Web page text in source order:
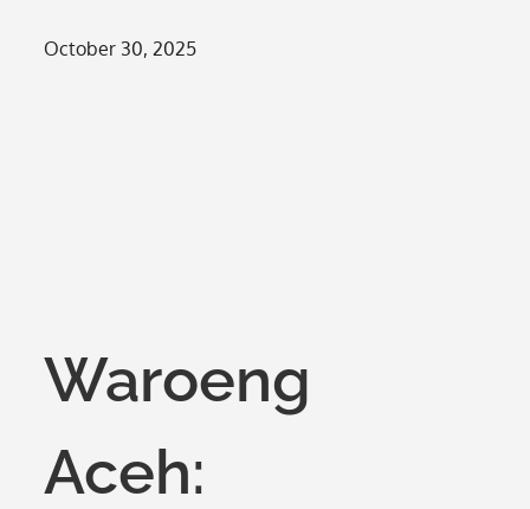
Posted
October 30, 2025
Waroeng
Aceh: